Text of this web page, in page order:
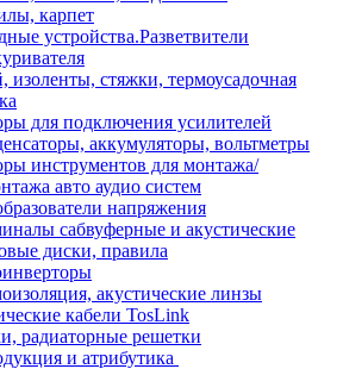
карпет
устройства.Разветвители
изоленты, стяжки, термоусадочная
для подключения усилителей
аккумуляторы, вольтметры
инструментов для монтажа/
авто аудио систем
напряжения
сабвуферные и акустические
диски, правила
акустические линзы
кабели TosLink
радиаторные решетки
и атрибутика